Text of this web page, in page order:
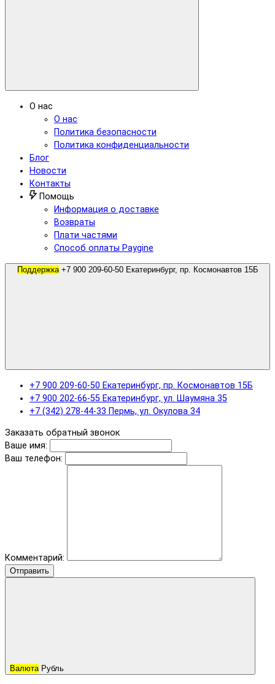
О нас
О нас
Политика безопасности
Политика конфиденциальности
Блог
Новости
Контакты
Помощь
Информация о доставке
Возвраты
Плати частями
Способ оплаты Paygine
Поддержка
+7 900 209-60-50 Екатеринбург, пр. Космонавтов 15Б
+7 900 202-66-55 Екатеринбург, ул. Шаумяна 35
+7 (342) 278-44-33 Пермь, ул. Окулова 34
Заказать обратный звонок
Ваше имя:
Ваш телефон:
Комментарий:
Отправить
Валюта Рубль